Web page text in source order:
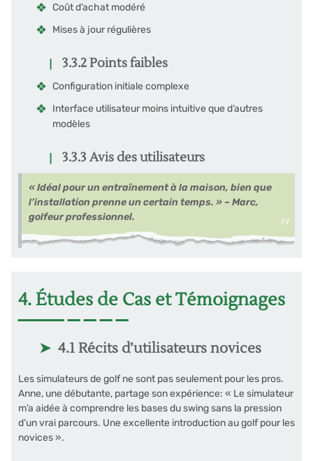
Coût d’achat modéré
Mises à jour régulières
3.3.2 Points faibles
Configuration initiale complexe
Interface utilisateur moins intuitive que d’autres
modèles
3.3.3 Avis des utilisateurs
« Idéal pour un entraînement à la maison, bien que
l’installation prenne un certain temps. » – Marc,
golfeur professionnel.
4. Études de Cas et Témoignages
4.1 Récits d’utilisateurs novices
Les simulateurs de golf ne sont pas seulement pour les pros.
Anne, une débutante, partage son expérience: « Le simulateur
m’a aidée à comprendre les bases du swing sans la pression
d’un vrai parcours. Une excellente introduction au golf pour les
novices ».